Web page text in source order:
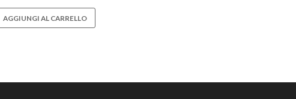
AGGIUNGI AL CARRELLO